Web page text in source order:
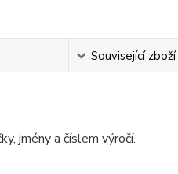
Související zboží
jmény a číslem výročí.